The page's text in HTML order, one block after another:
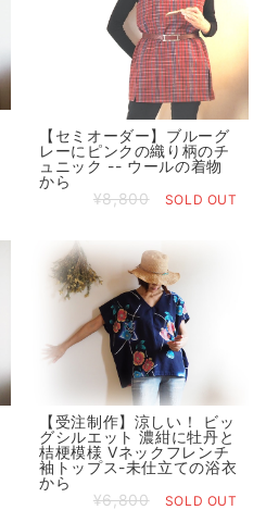
【セミオーダー】ブルーグ
レーにピンクの織り柄のチ
ュニック -- ウールの着物
から
¥8,800
SOLD OUT
【受注制作】涼しい！ ビッ
グシルエット 濃紺に牡丹と
桔梗模様 Vネックフレンチ
袖トップス-未仕立ての浴衣
から
¥6,800
SOLD OUT